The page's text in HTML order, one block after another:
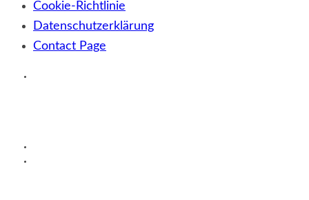
Cookie-Richtlinie
Datenschutzerklärung
Contact Page